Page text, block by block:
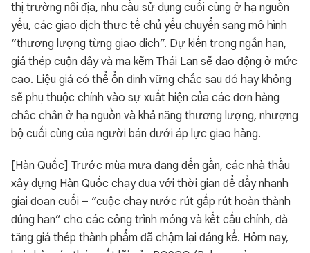
thị trường nội địa, nhu cầu sử dụng cuối cùng ở hạ nguồn
yếu, các giao dịch thực tế chủ yếu chuyển sang mô hình
“thương lượng từng giao dịch”. Dự kiến trong ngắn hạn,
giá thép cuộn dây và mạ kẽm Thái Lan sẽ dao động ở mức
cao. Liệu giá có thể ổn định vững chắc sau đó hay không
sẽ phụ thuộc chính vào sự xuất hiện của các đơn hàng
chắc chắn ở hạ nguồn và khả năng thương lượng, nhượng
bộ cuối cùng của người bán dưới áp lực giao hàng.
[Hàn Quốc] Trước mùa mưa đang đến gần, các nhà thầu
xây dựng Hàn Quốc chạy đua với thời gian để đẩy nhanh
giai đoạn cuối – “cuộc chạy nước rút gấp rút hoàn thành
đúng hạn” cho các công trình móng và kết cấu chính, đà
tăng giá thép thành phẩm đã chậm lại đáng kể. Hôm nay,